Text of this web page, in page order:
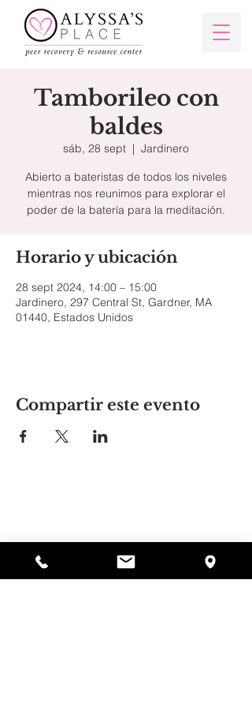
Tamborileo con
baldes
sáb, 28 sept
  |
Jardinero
Abierto a bateristas de todos los niveles
mientras nos reunimos para explorar el
poder de la batería para la meditación.
Horario y ubicación
28 sept 2024, 14:00 – 15:00
Jardinero, 297 Central St, Gardner, MA
01440, Estados Unidos
Compartir este evento
978-364-0920